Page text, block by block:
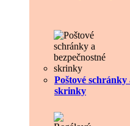
Poštové schránky
skrinky